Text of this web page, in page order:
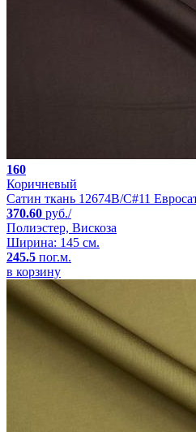
160
Коричневый
Сатин ткань 12674B/C#11
370.60 руб./
Полиэстер, Вискоза
Ширина: 145 см.
245.5 пог.м.
в корзину